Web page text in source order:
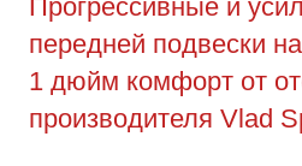
Прогрессивные и
передней подвески
1 дюйм комфорт от
производителя Vlad